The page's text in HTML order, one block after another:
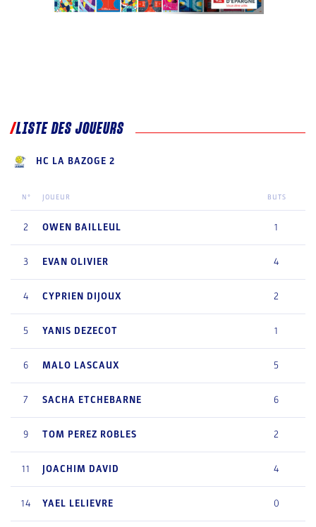
LISTE DES JOUEURS
HC LA BAZOGE 2
N° JOUEUR BUTS
2 OWEN BAILLEUL 1
3 EVAN OLIVIER 4
4 CYPRIEN DIJOUX 2
5 YANIS DEZECOT 1
6 MALO LASCAUX 5
7 SACHA ETCHEBARNE 6
9 TOM PEREZ ROBLES 2
11 JOACHIM DAVID 4
14 YAEL LELIEVRE 0